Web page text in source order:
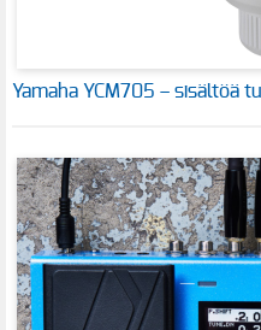
Yamaha YCM705 – sisältöä